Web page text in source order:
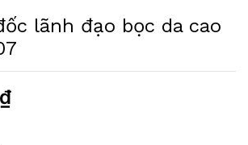
lãnh đạo bọc da cao
₫